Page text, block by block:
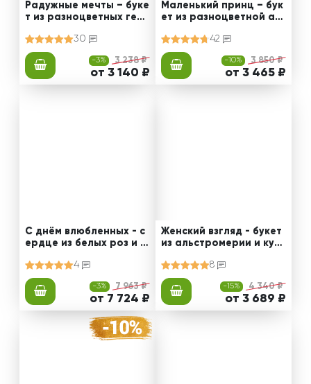
Радужные мечты – буке
т из разноцветных герб
30
-3% 3 238 ₽
от 3 140 ₽
Маленький принц – бук
ет из разноцветной ал
42
-10% 3 850 ₽
от 3 465 ₽
С днём влюбленных - с
ердце из белых роз и г
4
-3% 7 963 ₽
от 7 724 ₽
Женский взгляд - букет
из альстромерии и куст
8
-15% 4 340 ₽
от 3 689 ₽